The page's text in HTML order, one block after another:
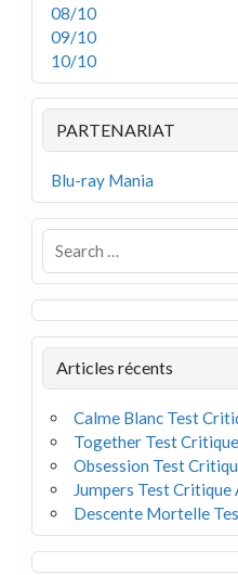
08/10
09/10
10/10
PARTENARIAT
Blu-ray Mania
Articles récents
Calme Blanc Test
Together Test
Obsession Test
Jumpers Test Critique
Descente Mortelle